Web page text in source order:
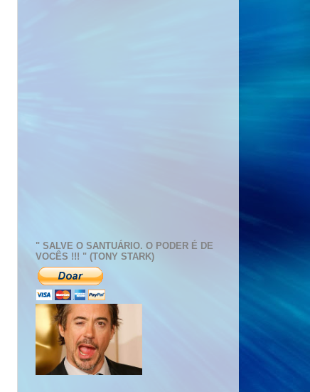
" SALVE O SANTUÁRIO. O PODER É DE
VOCÊS !!! " (TONY STARK)